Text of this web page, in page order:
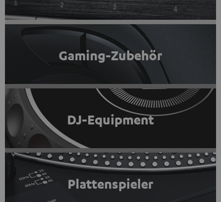
Gaming-Zubehör
DJ-Equipment
Plattenspieler